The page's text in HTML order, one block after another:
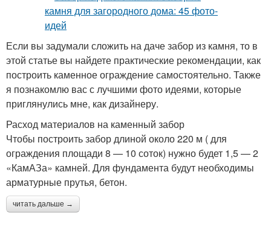
Если вы задумали сложить на даче забор из камня, то в
этой статье вы найдете практические рекомендации, как
построить каменное ограждение самостоятельно. Также
я познакомлю вас с лучшими фото идеями, которые
приглянулись мне, как дизайнеру.
Расход материалов на каменный забор
Чтобы построить забор длиной около 220 м ( для
ограждения площади 8 — 10 соток) нужно будет 1,5 — 2
«КамАЗа» камней. Для фундамента будут необходимы
арматурные прутья, бетон.
читать дальше →